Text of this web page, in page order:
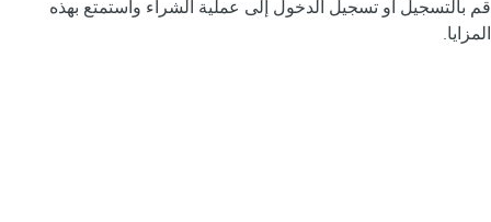
قم بالتسجيل أو تسجيل الدخول إلى عملية الشراء واستمتع بهذه
المزايا.